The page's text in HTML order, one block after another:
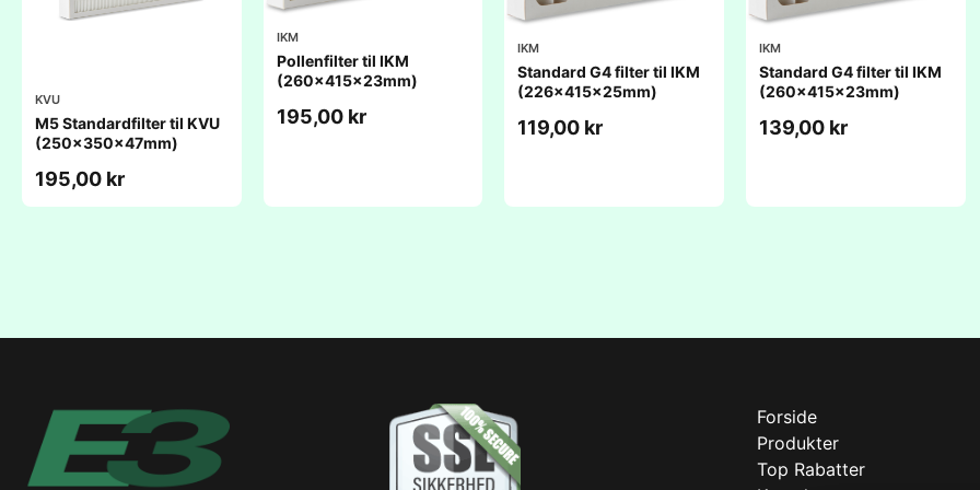
KVU
M5 Standardfilter til KVU
(250x350x47mm)
195,00 kr
IKM
Pollenfilter til IKM
(260x415x23mm)
195,00 kr
IKM
Standard G4 filter til IKM
(226x415x25mm)
119,00 kr
IKM
Standard G4 filter til IKM
(260x415x23mm)
139,00 kr
Forside
Produkter
Top Rabatter